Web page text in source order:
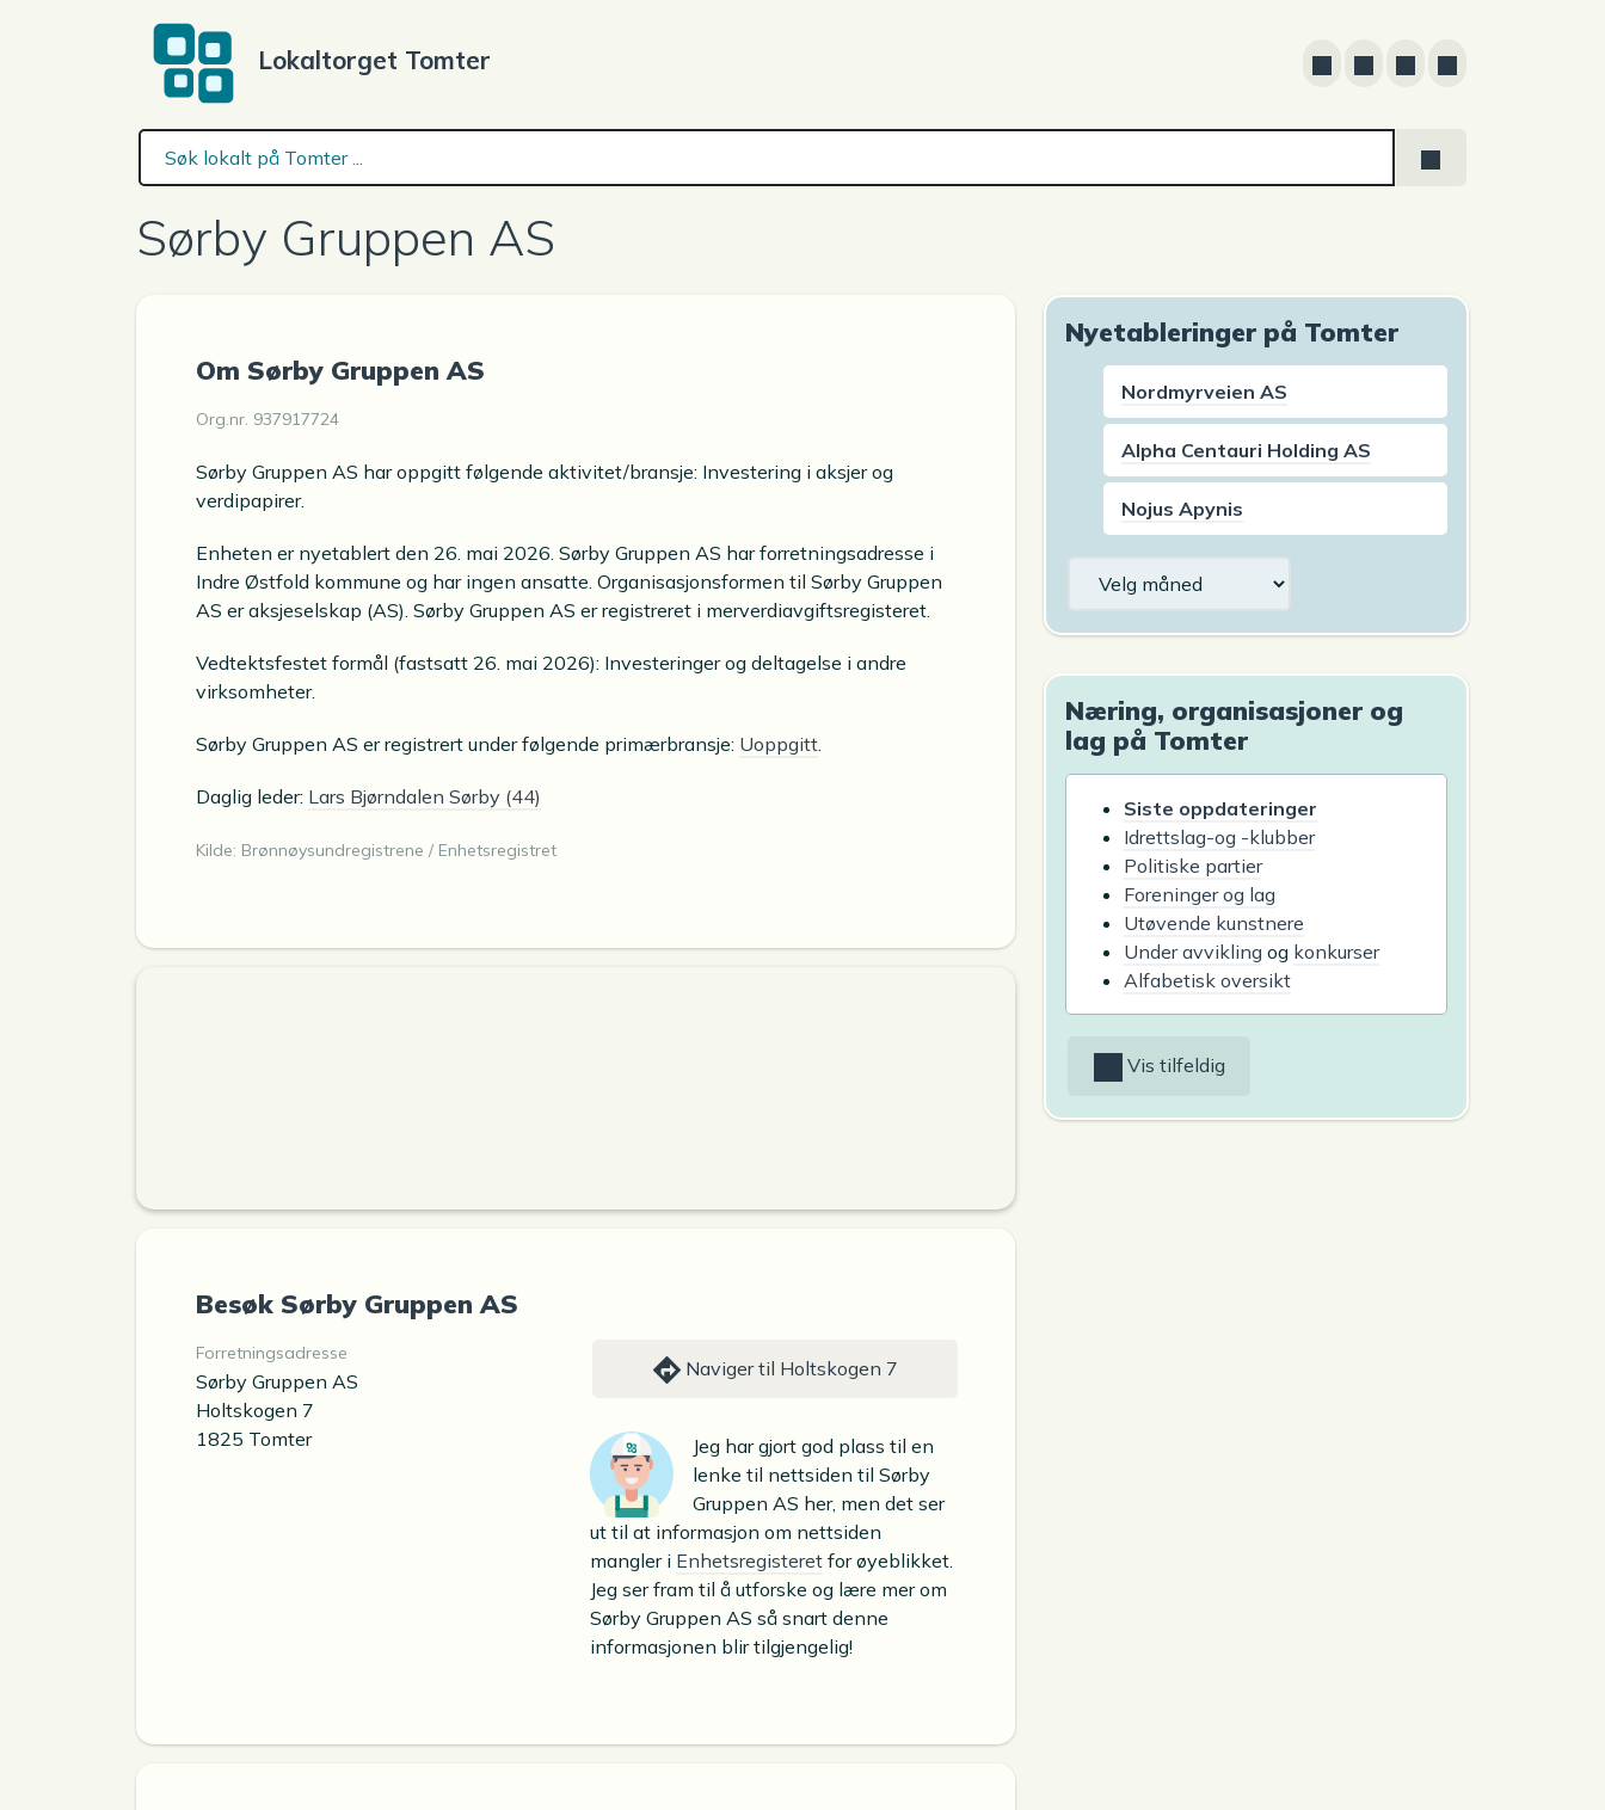
Lokaltorget Tomter
Sørby Gruppen AS
Om Sørby Gruppen AS
Org.nr. 937917724
Sørby Gruppen AS har oppgitt følgende aktivitet/bransje: Investering i aksjer og
verdipapirer.
Enheten er nyetablert den 26. mai 2026. Sørby Gruppen AS har forretningsadresse i
Indre Østfold kommune og har ingen ansatte. Organisasjonsformen til Sørby Gruppen
AS er aksjeselskap (AS). Sørby Gruppen AS er registreret i merverdiavgiftsregisteret.
Vedtektsfestet formål (fastsatt 26. mai 2026): Investeringer og deltagelse i andre
virksomheter.
Sørby Gruppen AS er registrert under følgende primærbransje: Uoppgitt
Daglig leder: Lars Bjørndalen Sørby (44)
Kilde: Brønnøysundregistrene / Enhetsregistret
Besøk Sørby Gruppen AS
Forretningsadresse
Sørby Gruppen AS
Holtskogen 7
1825 Tomter
Naviger til Holtskogen 7
Jeg har gjort god plass til en
lenke til nettsiden til Sørby
Gruppen AS her, men det ser
ut til at informasjon om nettsiden
mangler i Enhetsregisteret for øyeblikket.
Jeg ser fram til å utforske og lære mer om
Sørby Gruppen AS så snart denne
informasjonen blir tilgjengelig!
Nyetableringer på Tomter
Nordmyrveien AS
Alpha Centauri Holding AS
Nojus Apynis
Næring, organisasjoner og
lag på Tomter
Siste oppdateringer
Idrettslag-og -klubber
Politiske partier
Foreninger og lag
Utøvende kunstnere
Under avvikling og konkurser
Alfabetisk oversikt
Vis tilfeldig